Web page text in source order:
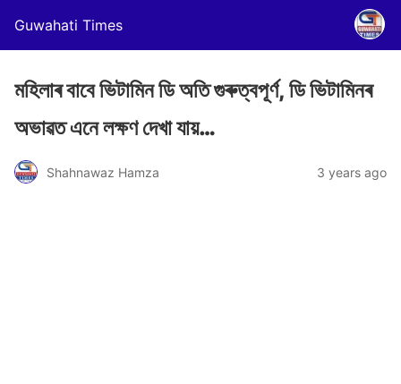
Guwahati Times
মহিলাৰ বাবে ভিটামিন ডি অতি গুৰুত্বপূৰ্ণ, ডি ভিটামিনৰ
অভাৱত এনে লক্ষণ দেখা যায়…
Shahnawaz Hamza 3 years ago